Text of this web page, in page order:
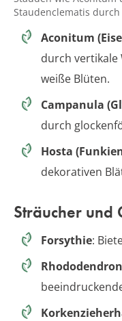
Staudenclematis
Aconitum
durch
weiße Blüten.
Campanula
durch
Hosta
dekorativen
Sträucher und
Forsythie:
Rhododendron